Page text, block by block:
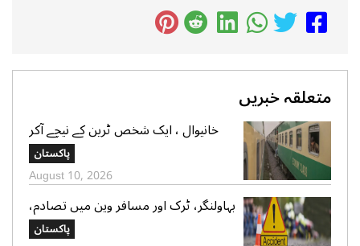
متعلقہ خبریں
خانیوال ، ایک شخص ٹرین کے نیچے آکر
جابحق
پاکستان
August 10, 2026
بہاولنگر، ٹرک اور مسافر وین میں تصادم،
ایک شخص جاں بحق، 2 افرادشدید
پاکستان